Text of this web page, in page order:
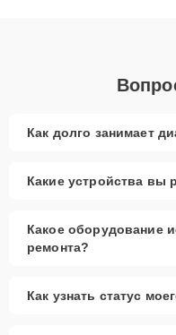
Как долго занимает
Какие устройства вы
Какое оборудование
ремонта?
Как узнать статус